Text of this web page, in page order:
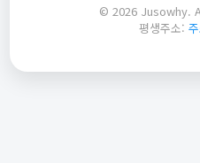
© 2026 Jusowhy.
평생주소: